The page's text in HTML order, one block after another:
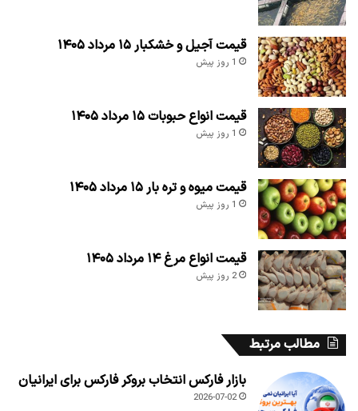
قیمت آجیل و خشکبار ۱۵ مرداد ۱۴۰۵
1 روز پیش
قیمت انواع حبوبات ۱۵ مرداد ۱۴۰۵
1 روز پیش
قیمت میوه و تره بار ۱۵ مرداد ۱۴۰۵
1 روز پیش
قیمت انواع مرغ ۱۴ مرداد ۱۴۰۵
2 روز پیش
مطالب مرتبط
بازار فارکس انتخاب بروکر فارکس برای ایرانیان
2026-07-02